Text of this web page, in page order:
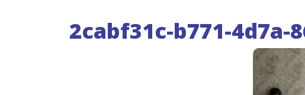
2cabf31c-b771-4d7a-